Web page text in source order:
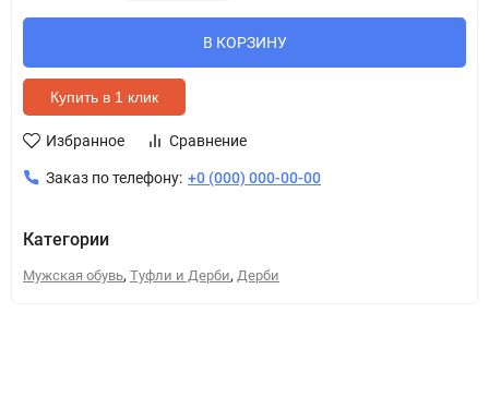
В КОРЗИНУ
Купить в 1 клик
Избранное Сравнение
Заказ по телефону: +0 (000) 000-00-00
Категории
Мужская обувь, Туфли и Дерби, Дерби